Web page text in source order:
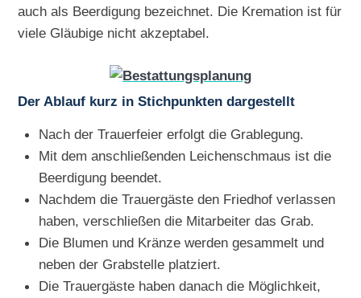
auch als Beerdigung bezeichnet. Die Kremation ist für
viele Gläubige nicht akzeptabel.
Der Ablauf kurz in Stichpunkten dargestellt
Nach der Trauerfeier erfolgt die Grablegung.
Mit dem anschließenden Leichenschmaus ist die
Beerdigung beendet.
Nachdem die Trauergäste den Friedhof verlassen
haben, verschließen die Mitarbeiter das Grab.
Die Blumen und Kränze werden gesammelt und
neben der Grabstelle platziert.
Die Trauergäste haben danach die Möglichkeit,